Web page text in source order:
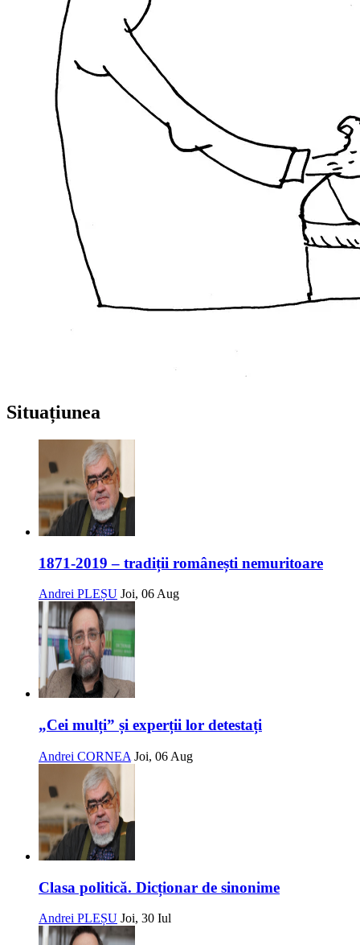
Situațiunea
1871-2019 – tradiții românești nemuritoare
Andrei PLEȘU Joi, 06 Aug
„Cei mulți” și experții lor detestați
Andrei CORNEA Joi, 06 Aug
Clasa politică. Dicționar de sinonime
Andrei PLEȘU Joi, 30 Iul